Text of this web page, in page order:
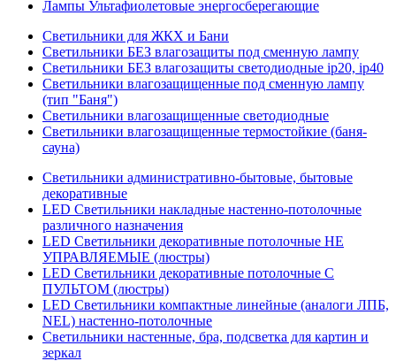
Лампы Ультафиолетовые энергосберегающие
Светильники для ЖКХ и Бани
Светильники БЕЗ влагозащиты под сменную лампу
Светильники БЕЗ влагозащиты светодиодные ip20, ip40
Светильники влагозащищенные под сменную лампу
(тип "Баня")
Светильники влагозащищенные светодиодные
Светильники влагозащищенные термостойкие (баня-
сауна)
Светильники административно-бытовые, бытовые
декоративные
LED Cветильники накладные настенно-потолочные
различного назначения
LED Светильники декоративные потолочные НЕ
УПРАВЛЯЕМЫЕ (люстры)
LED Светильники декоративные потолочные С
ПУЛЬТОМ (люстры)
LED Светильники компактные линейные (аналоги ЛПБ,
NEL) настенно-потолочные
Светильники настенные, бра, подсветка для картин и
зеркал